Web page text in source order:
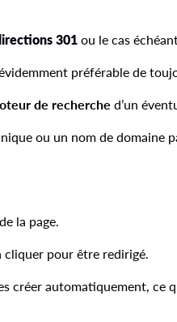
301ou le cas
préférable de
de recherche d’un
ou un nom de domaine
la page.
pour être redirigé.
créer automatiquement, ce